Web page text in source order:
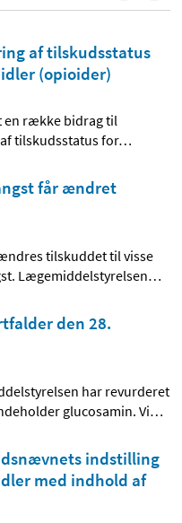
af tilskudsstatus
(opioider)
en række bidrag til
tilskudsstatus for…
får ændret
tilskuddet til visse
Lægemiddelstyrelsen…
den 28.
har revurderet
glucosamin. Vi…
indstilling
med indhold af